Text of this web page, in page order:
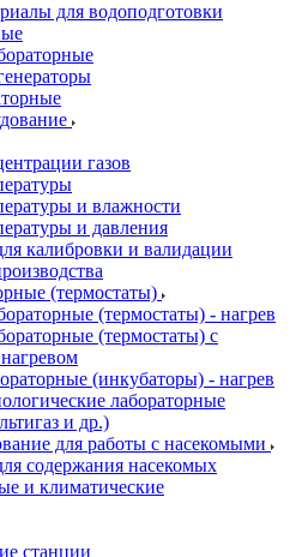
для водоподготовки
газов
и влажности
и давления
калибровки и валидации
(термостаты)
(термостаты) - нагрев
(термостаты) с
(инкубаторы) - нагрев
лабораторные
и др.)
для работы с насекомыми
содержания насекомых
и климатические
станции